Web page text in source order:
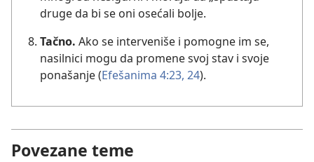
druge da bi se oni osećali bolje.
Tačno. Ako se interveniše i pomogne im se,
nasilnici mogu da promene svoj stav i svoje
ponašanje ​(Efešanima 4:23, 24).
Povezane teme